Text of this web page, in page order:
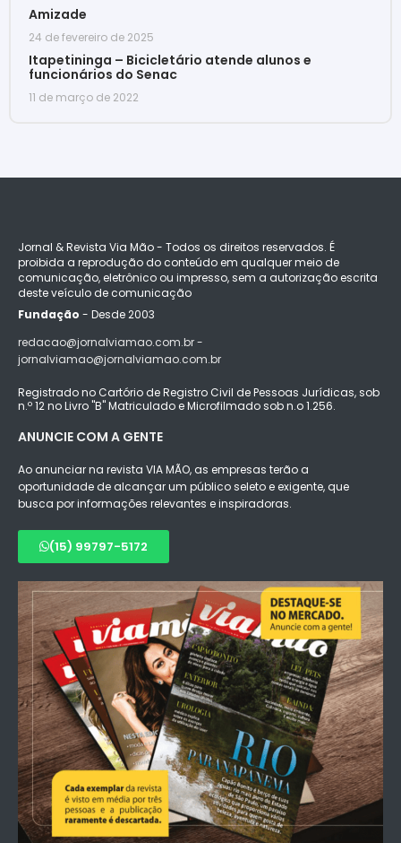
Amizade
24 de fevereiro de 2025
Itapetininga – Bicicletário atende alunos e
funcionários do Senac
11 de março de 2022
Jornal & Revista Via Mão - Todos os direitos reservados. É
proibida a reprodução do conteúdo em qualquer meio de
comunicação, eletrônico ou impresso, sem a autorização escrita
deste veículo de comunicação
Fundação - Desde 2003
redacao@jornalviamao.com.br -
jornalviamao@jornalviamao.com.br
Registrado no Cartório de Registro Civil de Pessoas Jurídicas, sob
n.º 12 no Livro "B" Matriculado e Microfilmado sob n.o 1.256.
ANUNCIE COM A GENTE
Ao anunciar na revista VIA MÃO, as empresas terão a
oportunidade de alcançar um público seleto e exigente, que
busca por informações relevantes e inspiradoras.
(15) 99797-5172